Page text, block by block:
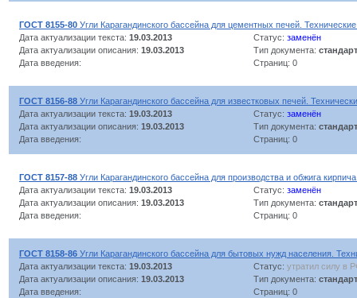
ГОСТ 8155-80 Угли Карагандинского бассейна для цементных печей.
Дата актуализации текста: 19.03.2013 Статус: заменён
Дата актуализации описания: 19.03.2013 Тип документа: стандарт
Дата введения:
Страниц: 0
ГОСТ 8156-88 Угли Карагандинского бассейна для известковых печей.
Дата актуализации текста: 19.03.2013 Статус: заменён
Дата актуализации описания: 19.03.2013 Тип документа: стандарт
Дата введения:
Страниц: 0
ГОСТ 8157-88 Угли Карагандинского бассейна для производства и обжига
Дата актуализации текста: 19.03.2013 Статус: заменён
Дата актуализации описания: 19.03.2013 Тип документа: стандарт
Дата введения:
Страниц: 0
ГОСТ 8158-86 Угли Карагандинского бассейна для бытовых нужд населения.
Дата актуализации текста: 19.03.2013 Статус: утратил силу в
Дата актуализации описания: 19.03.2013 Тип документа: стандарт
Дата введения:
Страниц: 0